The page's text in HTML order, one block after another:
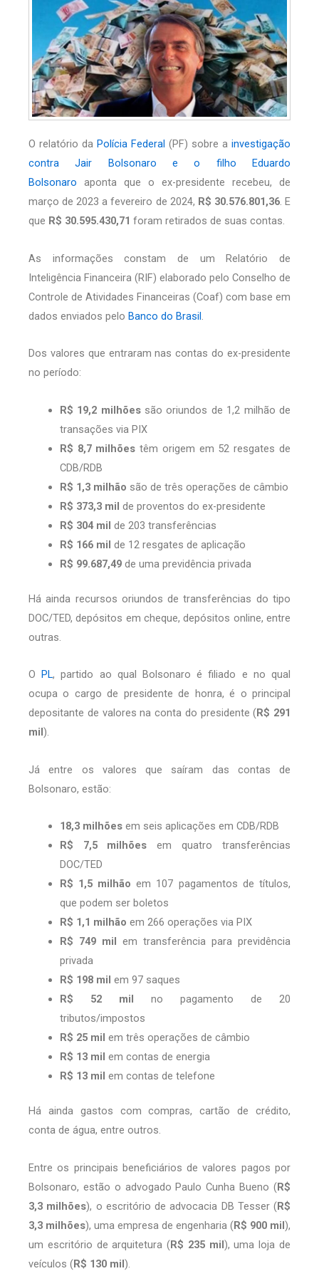
O relatório da Polícia Federal (PF) sobre a investigação
contra Jair Bolsonaro e o filho Eduardo
Bolsonaro aponta que o ex-presidente recebeu, de
março de 2023 a fevereiro de 2024, R$ 30.576.801,36. E
que R$ 30.595.430,71 foram retirados de suas contas.
As informações constam de um Relatório de
Inteligência Financeira (RIF) elaborado pelo Conselho de
Controle de Atividades Financeiras (Coaf) com base em
dados enviados pelo Banco do Brasil
Dos valores que entraram nas contas do ex-presidente
no período:
R$ 19,2 milhõessão oriundos de 1,2 milhão de
transações via PIX
R$ 8,7 milhões têm origem em 52 resgates de
CDB/RDB
R$ 1,3 milhão são de três operações de câmbio
R$ 373,3 mil de proventos do ex-presidente
R$ 304 mil de 203 transferências
R$ 166 mil de 12 resgates de aplicação
R$ 99.687,49de uma previdência privada
Há ainda recursos oriundos de transferências do tipo
DOC/TED, depósitos em cheque, depósitos online, entre
outras.
OPL, partido ao qual Bolsonaro é filiado e no qual
ocupa o cargo de presidente de honra, é o principal
depositante de valores na conta do presidente (R$ 291
mil).
Já entre os valores que saíram das contas de
Bolsonaro, estão:
18,3 milhõesem seis aplicações em CDB/RDB
R$ 7,5 milhõesem quatro transferências
DOC/TED
R$ 1,5 milhão em 107 pagamentos de títulos,
que podem ser boletos
R$ 1,1 milhão em 266 operações via PIX
R$ 749 mil em transferência para previdência
privada
R$ 198 mil em 97 saques
R$ 52 mil no pagamento de 20
tributos/impostos
R$ 25 mil em três operações de câmbio
R$ 13 mil em contas de energia
R$ 13 mil em contas de telefone
Há ainda gastos com compras, cartão de crédito,
conta de água, entre outros.
Entre os principais beneficiários de valores pagos por
Bolsonaro, estão o advogado Paulo Cunha Bueno (R$
3,3 milhões), o escritório de advocacia DB Tesser (R$
3,3 milhões), uma empresa de engenharia (R$ 900 mil),
um escritório de arquitetura (R$ 235 mil), uma loja de
veículos (R$ 130 mil).